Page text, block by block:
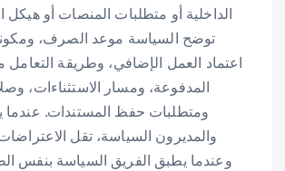
الداخلية أو متطلبات المنصات أو هيكل
توضح السياسة موعد الصرف،
اعتماد العمل الإضافي، وطريقة التعامل
المدفوعة، ومسار الاستثناءات،
ومتطلبات حفظ المستندات. عندما
والمديرون السياسة، تقل
وعندما يطبق الفريق السياسة بنفس